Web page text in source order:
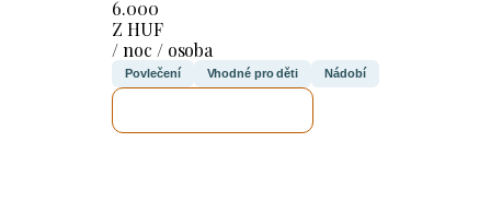
6.000
Z HUF
/ noc / osoba
Povlečení Vhodné pro děti Nádobí